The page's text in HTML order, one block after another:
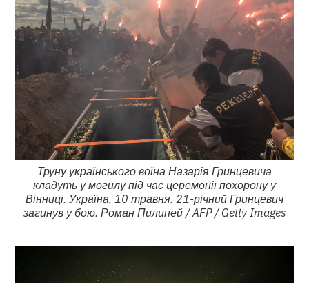
Труну українського воїна Назарія Гринцевича
кладуть у могилу під час церемонії похорону у
Вінниці. Україна, 10 травня. 21-річний Гринцевич
загинув у бою. Роман Пилипей / AFP / Getty Images